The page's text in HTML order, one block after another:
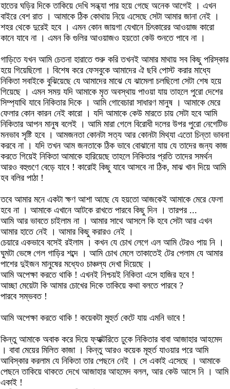
হাতের ঘড়ির দিকে তাকিয়ে দেখি সন্ধ্যা পার হয়ে গেছে অনেক আগেই । এখন
বাইরে বেশ রাত । আমাকে ঠিক কোথায় নিয়ে এসেছে সেটা আমার জানা নেই ।
শহর থেকে দুরেই হবে । এমন কোন জায়গা যেখানে চিৎকারের আওয়াজ কারো
কানে যাবে না । এমন কি গুলির আওয়াজও হয়তো কেউ শুনতে পাবে না ।
গাড়িতে যখন আমি চেতনা হারাতে শুরু করি তখনই আমার মাথায় সব কিছু পরিস্কার
হয়ে গিয়েছিলো । বিশেষ করে ফেসবুকে আমাদের ঐ ছবি পোস্ট করার মাধ্যে
নিকিতা সবাইকে বুঝিয়েছে যে আমাদের মাঝে যে ঝামেলা চলছিলো সেটা শেষ হয়ে
গিয়েছে । এমন সময় যদি আমাকে মৃত অবস্থায় পাওয়া যায় তাহলে পুরো দেশের
সিম্প্যাথি যাবে নিকিতার দিকে । আমি গোবেচারা সাধারণ মানুষ । আমাকে মেরে
ফেলার কোন কারন নেই কারো । যদি আমাকে কেউ মারতে চায় সেটা হবে আমি
নিকিতার আপন মানুষ বলেই । আমি মারা গেলে বিরোধী দলের উপর পুরো নেগেটিভ
মনভাব সৃষ্টি হবে । আমজনতা কোনটা সত্য আর কোনটা মিথ্যা এতো চিন্তা ভাবনা
করবে না । যদি তখন আম জনতাকে ঠিক ভাবে বোঝানো যায় যে তাদের জন্য কাজ
করতে গিয়েই নিকিতা আমাকে হারিয়েছে তাহলে নিকিতার প্রতি তাদের সমর্থন
আরও বহুগুণে বেড়ে যাবে ! কারোই কিছু যাবে আসবে না ঠিক, মাঝ খান দিয়ে আমি
হব বলির পাঠা !
তবে আমার মনে একটা ক্ষণ আশা আছে যে হয়তো আজকেই আমাকে মেরে ফেলা
হবে না । আমাকে এখানে আটকে রাখতে পারবে কিছু দিন । তারপর ...
আমি আর ভাবতে চাইলাম না । আমার সাথে আসলে কি হবে সেটা আর এখন
আমার হাতে নেই । আমার কিছু করারও নেই ।
চেয়ারে একভাবে বসেই রইলাম । কখন যে চোখ লেগে এল আমি টেরও পায় নি ।
ঘুমটা ভেঙ্গে গেল গাড়ির শব্দে । আমি চোখ মেলে তাকাতেই টের পেলাম যে আমার
পাশের দুইজন মানুষের মধ্যেও চাঞ্চল্য দেখা দিয়েছে ।
আমি অপেক্ষা করতে থাকি ! এখনই নিশ্চয়ই নিকিতা এসে হাজির হবে !
আচ্ছা মেয়েটা কি আমার চোখের দিকে তাকিয়ে কথা বলতে পারবে ?
পারবে সম্ভবত !
আমি অপেক্ষা করতে থাকি ! কয়েকটা মুহুর্ত কেটে যায় এমনি ভাবে !
কিন্তু আমাকে অবাক করে দিয়ে ফ্যাক্টরিতে ঢুকে নিকিতার বাবা আজাহার আহমেদ
। বাবা মেয়ের মিলিত কাজা । কিন্তু আরও কয়েক মূহুর্ত যাওয়ার পরে আমি
আবিস্কার করলাম যে নিকিতা তার পেছনে নেই । সে একাই এসেছে । আমাকে
পেছনে তাকিয়ে থাকতে দেখে আজাহার আহমেদ বলল, আর কেউ আসে নি । আমি
একাই !